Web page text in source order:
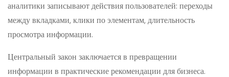
аналитики записывают действия пользователей: переходы
между вкладками, клики по элементам, длительность
просмотра информации.
Центральный закон заключается в превращении
информации в практические рекомендации для бизнеса.